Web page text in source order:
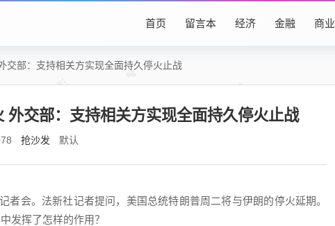
首页 留言本 经济 金融 商业
交部：支持相关方实现全面持久停火止战
外交部：支持相关方实现全面持久停火止战
抢沙发 默认
会。法新社记者提问，美国总统特朗普周二将与伊朗的停火延期。
发挥了怎样的作用？